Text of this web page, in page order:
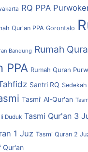
RQ PPA
Qur'an PPA Gorontalo
Bandung Rumah
PPA Rumah Quran
Santri RQ
Tasmi' Al-Qur'an
Duduk Tasmi Qur'an 3
1 Juz Tasmi Quran 2
Qur'an